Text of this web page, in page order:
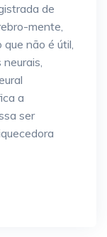
de
mente,
não é útil,
a
ser